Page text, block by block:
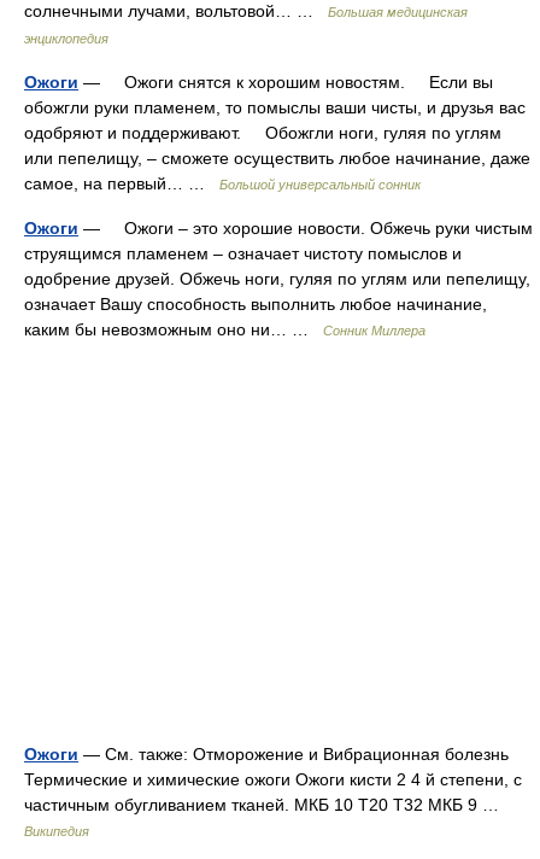
солнечными лучами, вольтовой… …
Большая медицинская
энциклопедия
Ожоги — Ожоги снятся к хорошим новостям. Если вы
обожгли руки пламенем, то помыслы ваши чисты, и друзья вас
одобряют и поддерживают. Обожгли ноги, гуляя по углям
или пепелищу, – сможете осуществить любое начинание, даже
самое, на первый… …
Большой универсальный сонник
Ожоги — Ожоги – это хорошие новости. Обжечь руки чистым
струящимся пламенем – означает чистоту помыслов и
одобрение друзей. Обжечь ноги, гуляя по углям или пепелищу,
означает Вашу способность выполнить любое начинание,
каким бы невозможным оно ни… …
Сонник Миллера
Ожоги — См. также: Отморожение и Вибрационная болезнь
Термические и химические ожоги Ожоги кисти 2 4 й степени, с
частичным обугливанием тканей. МКБ 10 T20 T32 МКБ 9 …
Википедия